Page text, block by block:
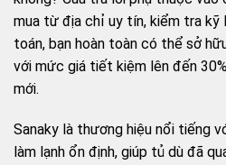
mua từ địa chỉ uy tín, kiểm tra
toán, bạn hoàn toàn có thể sở
với mức giá tiết kiệm lên đến
mới.
Sanaky là thương hiệu nổi tiếng
làm lạnh ổn định, giúp tủ dù đã